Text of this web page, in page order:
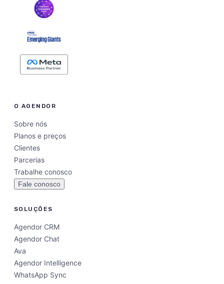
O AGENDOR
Sobre nós
Planos e preços
Clientes
Parcerias
Trabalhe conosco
Fale conosco
SOLUÇÕES
Agendor CRM
Agendor Chat
Ava
Agendor Intelligence
WhatsApp Sync